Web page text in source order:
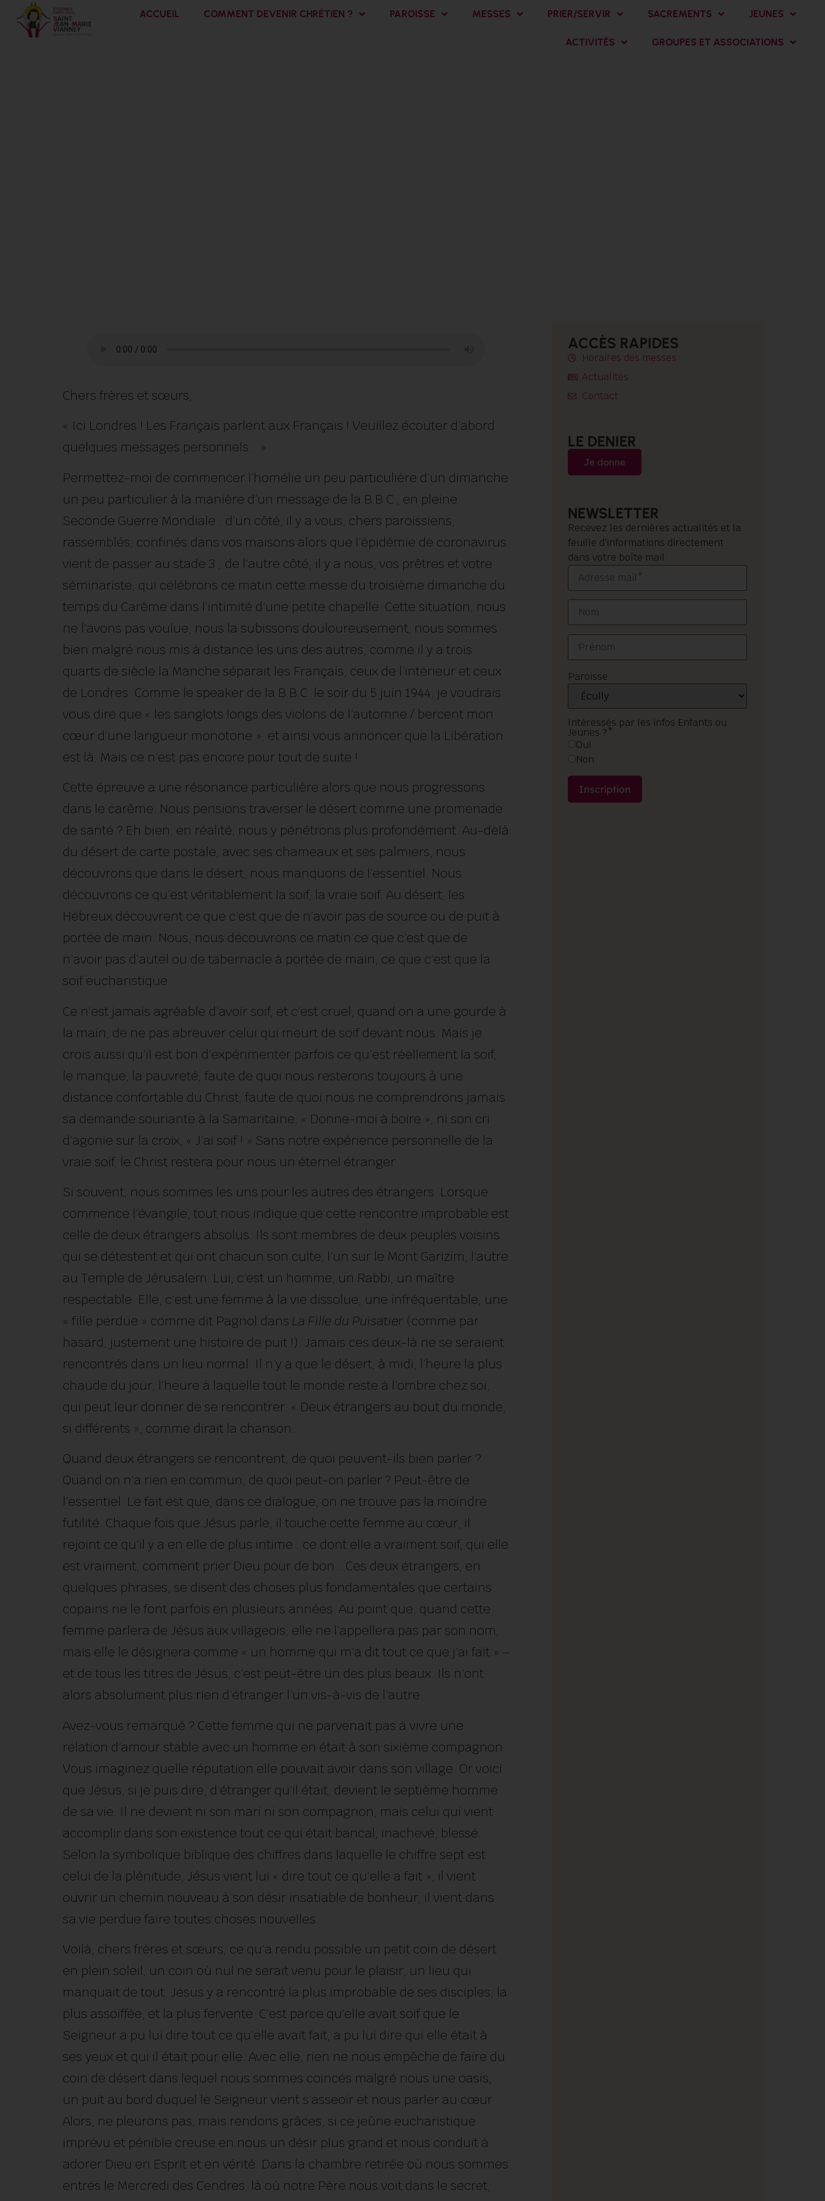
ACCUEIL COMMENT DEVENIR CHRÉTIEN ? PAROISSE MESSES PRIER/SERVIR SACREMENTS JEUNES
ACTIVITÉS GROUPES ET ASSOCIATIONS
Chers frères et sœurs,
« Ici Londres ! Les Français parlent aux Français ! Veuillez écouter d’abord
quelques messages personnels… »
Permettez-moi de commencer l’homélie un peu particulière d’un dimanche
un peu particulier à la manière d’un message de la B.B.C., en pleine
Seconde Guerre Mondiale : d’un côté, il y a vous, chers paroissiens,
rassemblés, confinés dans vos maisons alors que l’épidémie de coronavirus
vient de passer au stade 3 ; de l’autre côté, il y a nous, vos prêtres et votre
séminariste, qui célébrons ce matin cette messe du troisième dimanche du
temps du Carême dans l’intimité d’une petite chapelle. Cette situation, nous
ne l’avons pas voulue, nous la subissons douloureusement, nous sommes
bien malgré nous mis à distance les uns des autres, comme il y a trois
quarts de siècle la Manche séparait les Français, ceux de l’intérieur et ceux
de Londres. Comme le speaker de la B.B.C. le soir du 5 juin 1944, je voudrais
vous dire que « les sanglots longs des violons de l’automne / bercent mon
cœur d’une langueur monotone », et ainsi vous annoncer que la Libération
est là. Mais ce n’est pas encore pour tout de suite !
Cette épreuve a une résonance particulière alors que nous progressons
dans le carême. Nous pensions traverser le désert comme une promenade
de santé ? Eh bien, en réalité, nous y pénétrons plus profondément. Au-delà
du désert de carte postale, avec ses chameaux et ses palmiers, nous
découvrons que dans le désert, nous manquons de l’essentiel. Nous
découvrons ce qu’est véritablement la soif, la vraie soif. Au désert, les
Hébreux découvrent ce que c’est que de n’avoir pas de source ou de puit à
portée de main. Nous, nous découvrons ce matin ce que c’est que de
n’avoir pas d’autel ou de tabernacle à portée de main, ce que c’est que la
soif eucharistique.
Ce n’est jamais agréable d’avoir soif, et c’est cruel, quand on a une gourde à
la main, de ne pas abreuver celui qui meurt de soif devant nous. Mais je
crois aussi qu’il est bon d’expérimenter parfois ce qu’est réellement la soif,
le manque, la pauvreté, faute de quoi nous resterons toujours à une
distance confortable du Christ, faute de quoi nous ne comprendrons jamais
sa demande souriante à la Samaritaine, « Donne-moi à boire », ni son cri
d’agonie sur la croix, « J’ai soif ! » Sans notre expérience personnelle de la
vraie soif, le Christ restera pour nous un éternel étranger.
Si souvent, nous sommes les uns pour les autres des étrangers. Lorsque
commence l’évangile, tout nous indique que cette rencontre improbable est
celle de deux étrangers absolus. Ils sont membres de deux peuples voisins
qui se détestent et qui ont chacun son culte, l’un sur le Mont Garizim, l’autre
au Temple de Jérusalem. Lui, c’est un homme, un Rabbi, un maître
respectable. Elle, c’est une femme à la vie dissolue, une infréquentable, une
« fille perdue » comme dit Pagnol dans La Fille du Puisatier (comme par
hasard, justement une histoire de puit !). Jamais ces deux-là ne se seraient
rencontrés dans un lieu normal. Il n’y a que le désert, à midi, l’heure la plus
chaude du jour, l’heure à laquelle tout le monde reste à l’ombre chez soi,
qui peut leur donner de se rencontrer. « Deux étrangers au bout du monde,
si différents », comme dirait la chanson.
Quand deux étrangers se rencontrent, de quoi peuvent-ils bien parler ?
Quand on n’a rien en commun, de quoi peut-on parler ? Peut-être de
l’essentiel. Le fait est que, dans ce dialogue, on ne trouve pas la moindre
futilité. Chaque fois que Jésus parle, il touche cette femme au cœur, il
rejoint ce qu’il y a en elle de plus intime : ce dont elle a vraiment soif, qui elle
est vraiment, comment prier Dieu pour de bon… Ces deux étrangers, en
quelques phrases, se disent des choses plus fondamentales que certains
copains ne le font parfois en plusieurs années. Au point que, quand cette
femme parlera de Jésus aux villageois, elle ne l’appellera pas par son nom,
mais elle le désignera comme « un homme qui m’a dit tout ce que j’ai fait » –
et de tous les titres de Jésus, c’est peut-être un des plus beaux. Ils n’ont
alors absolument plus rien d’étranger l’un vis-à-vis de l’autre.
Avez-vous remarqué ? Cette femme qui ne parvenait pas à vivre une
relation d’amour stable avec un homme en était à son sixième compagnon.
Vous imaginez quelle réputation elle pouvait avoir dans son village. Or voici
que Jésus, si je puis dire, d’étranger qu’il était, devient le septième homme
de sa vie. Il ne devient ni son mari ni son compagnon, mais celui qui vient
accomplir dans son existence tout ce qui était bancal, inachevé, blessé.
Selon la symbolique biblique des chiffres dans laquelle le chiffre sept est
celui de la plénitude, Jésus vient lui « dire tout ce qu’elle a fait », il vient
ouvrir un chemin nouveau à son désir insatiable de bonheur, il vient dans
sa vie perdue faire toutes choses nouvelles.
Voilà, chers frères et sœurs, ce qu’a rendu possible un petit coin de désert
en plein soleil, un coin où nul ne serait venu pour le plaisir, un lieu qui
manquait de tout. Jésus y a rencontré la plus improbable de ses disciples, la
plus assoiffée, et la plus fervente. C’est parce qu’elle avait soif que le
Seigneur a pu lui dire tout ce qu’elle avait fait, a pu lui dire qui elle était à
ses yeux et qui il était pour elle. Avec elle, rien ne nous empêche de faire du
coin de désert dans lequel nous sommes coincés malgré nous une oasis,
un puit au bord duquel le Seigneur vient s’asseoir et nous parler au cœur.
Alors, ne pleurons pas, mais rendons grâces, si ce jeûne eucharistique
imprévu et pénible creuse en nous un désir plus grand et nous conduit à
adorer Dieu en Esprit et en vérité. Dans la chambre retirée où nous sommes
entrés le Mercredi des Cendres, là où notre Père nous voit dans le secret,
ACCÈS RAPIDES
Horaires des messes
Actualités
Contact
LE DENIER
Je donne
NEWSLETTER
Recevez les dernières actualités et la
feuille d'informations directement
dans votre boîte mail.
Paroisse
Intéressés par les infos Enfants ou
Jeunes ?*
Oui
Non